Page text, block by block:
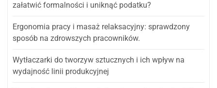
załatwić formalności i uniknąć podatku?
Ergonomia pracy i masaż relaksacyjny: sprawdzony
sposób na zdrowszych pracowników.
Wytłaczarki do tworzyw sztucznych i ich wpływ na
wydajność linii produkcyjnej